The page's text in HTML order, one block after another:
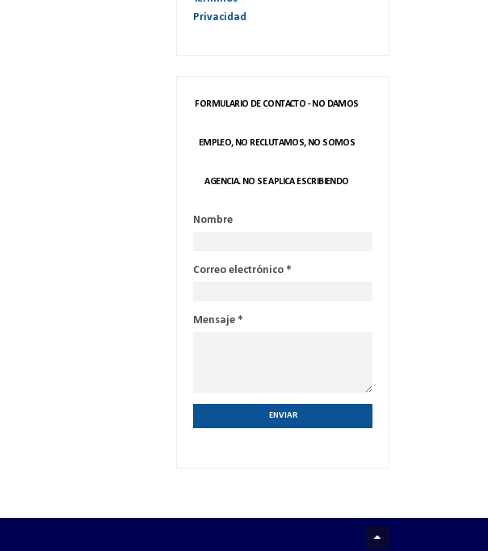
Privacidad
FORMULARIO DE CONTACTO - NO DAMOS
EMPLEO, NO RECLUTAMOS, NO SOMOS
AGENCIA. NO SE APLICA ESCRIBIENDO
Nombre
Correo electrónico *
Mensaje *